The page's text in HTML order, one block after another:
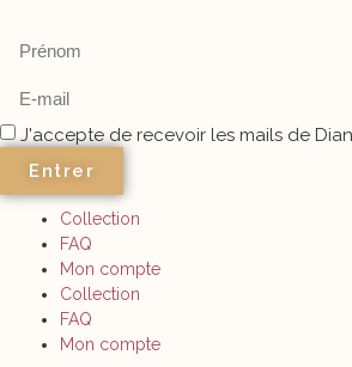
J'accepte de recevoir les mails de
Entrer
Collection
FAQ
Mon compte
Collection
FAQ
Mon compte